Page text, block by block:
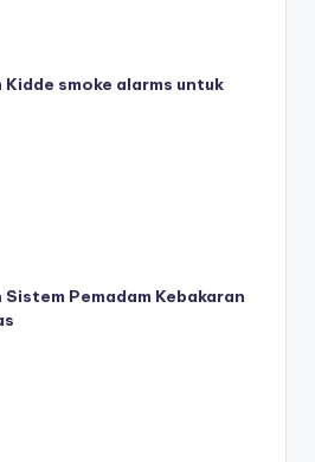
smoke alarms untuk
Pemadam Kebakaran